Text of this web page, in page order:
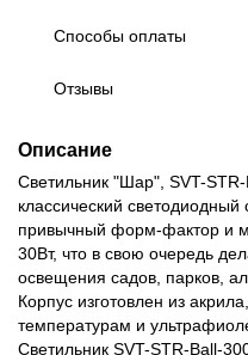
Способы оплаты
Отзывы
Описание
Светильник "Шар", SVT-
классический
привычный форм-фактор и
30Вт, что в свою очередь
освещения садов, парков,
Корпус изготовлен из
температурам и
Светильник SVT-STR-Ball-